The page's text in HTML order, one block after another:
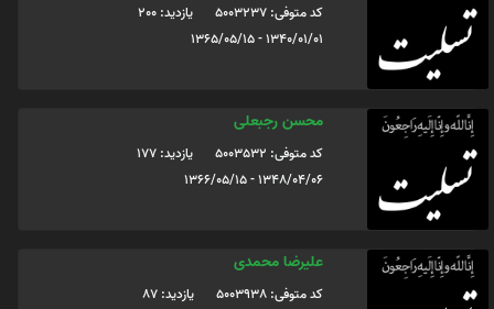
کد متوفی: 5003237
یازدید: 200
1340/01/01 - 1365/05/15
محسن رجبعلی
کد متوفی: 5003532
یازدید: 177
1348/04/06 - 1366/05/15
علیرضا محمدی
کد متوفی: 5003938
یازدید: 87